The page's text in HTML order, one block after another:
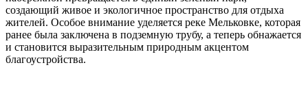
создающий живое и экологичное пространство для отдыха
жителей. Особое внимание уделяется реке Мельковке, которая
ранее была заключена в подземную трубу, а теперь обнажается
и становится выразительным природным акцентом
благоустройства.